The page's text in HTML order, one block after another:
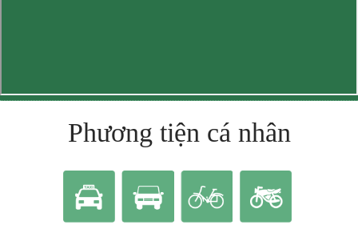
Phương tiện cá nhân